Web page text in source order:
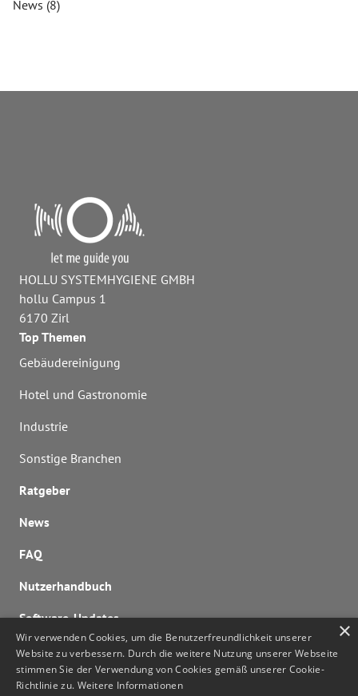
News (8)
HOLLU SYSTEMHYGIENE GMBH
hollu Campus 1
6170 Zirl
Top Themen
Gebäudereinigung
Hotel und Gastronomie
Industrie
Sonstige Branchen
Ratgeber
News
FAQ
Nutzerhandbuch
Software-Updates
Lizenzen berechnen
Kontaktieren Sie uns
×
Wir verwenden Cookies, um die Benutzerfreundlichkeit unserer
Website zu verbessern. Durch die weitere Nutzung unserer Webseite
stimmen Sie der Verwendung von Cookies gemäß unserer Cookie-
Richtlinie zu. Weitere Informationen